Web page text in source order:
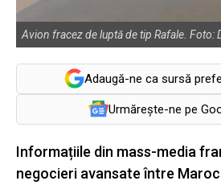
Avion fracez de luptă de tip Rafale. Foto:
Adaugă-ne ca sursă
Urmărește-ne pe
Informațiile din mass-media
negocieri avansate între